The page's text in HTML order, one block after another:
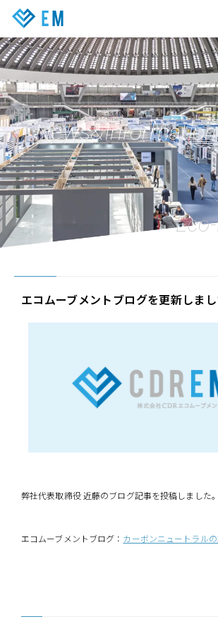
サービス情報
企業情報
CEO Blog
新着情報
採用情報
News&Information
エコムーブメントブログを更新しま
弊社代表取締役 近藤のブログ記事を投稿しました。
エコムーブメントブログ： カーボンニュートラル